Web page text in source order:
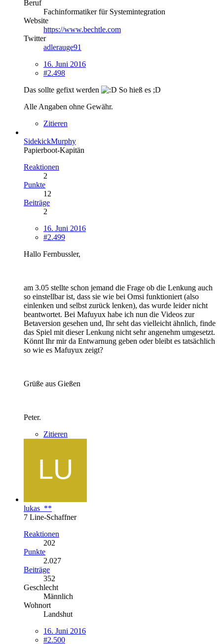
Beruf
Fachinformatiker für Systemintegration
Website
https://www.bechtle.com
Twitter
adlerauge91
16. Juni 2016
#2.498
Das sollte gefixt werden
So hieß es ;D
Alle Angaben ohne Gewähr.
Zitieren
SidekickMurphy
Papierboot-Kapitän
Reaktionen
2
Punkte
12
Beiträge
2
16. Juni 2016
#2.499
Hallo Fernbussler,
am 3.05 stellte schon jemand die Frage ob die Lenkung auch
so einstellbar ist, dass sie wie bei Omsi funktioniert (also
einlenken und selbst zurück lenken), das wurde leider nicht
beantwortet. Bei Mafuyux habe ich nun die Videos zur
Betaversion gesehen und, Ihr seht das vielleicht ähnlich, finde
das Spiel mit dieser Lenkung nicht sehr angenehm umgesetzt.
Könnt Ihr mir da Entwarnung geben oder bleibt es tatsächlich
so wie es Mafuyux zeigt?
Grüße aus Gießen
Peter.
Zitieren
lukas_**
7 Line-Schaffner
Reaktionen
202
Punkte
2.027
Beiträge
352
Geschlecht
Männlich
Wohnort
Landshut
16. Juni 2016
#2.500